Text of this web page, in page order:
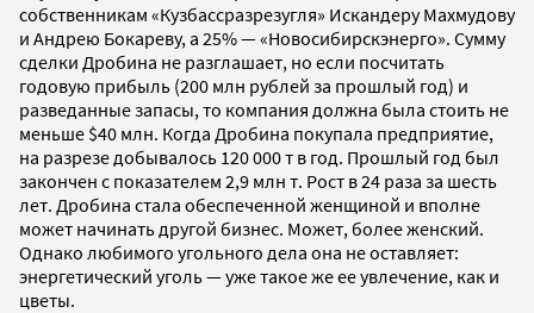
собственникам «Кузбассразрезугля» Искандеру Махмудову
и Андрею Бокареву, а 25% — «Новосибирскэнерго». Сумму
сделки Дробина не разглашает, но если посчитать
годовую прибыль (200 млн рублей за прошлый год) и
разведанные запасы, то компания должна была стоить не
меньше $40 млн. Когда Дробина покупала предприятие,
на разрезе добывалось 120 000 т в год. Прошлый год был
закончен с показателем 2,9 млн т. Рост в 24 раза за шесть
лет. Дробина стала обеспеченной женщиной и вполне
может начинать другой бизнес. Может, более женский.
Однако любимого угольного дела она не оставляет:
энергетический уголь — уже такое же ее увлечение, как и
цветы.